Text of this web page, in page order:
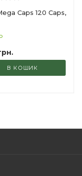
Caps 120 Сaps,
В КОШИК